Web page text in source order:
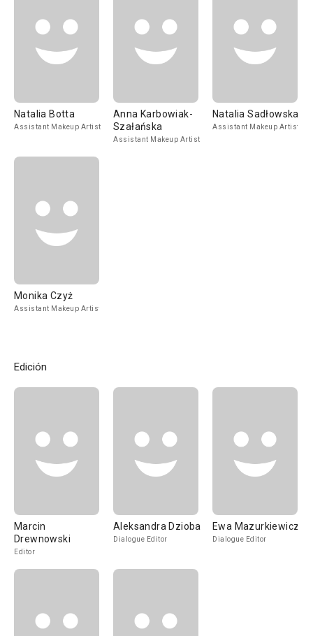
Natalia Botta
Assistant Makeup Artist
Anna Karbowiak-
Szałańska
Assistant Makeup Artist
Natalia Sadłowska
Assistant Makeup Artist
Monika Czyż
Assistant Makeup Artist
Edición
Marcin
Drewnowski
Editor
Aleksandra Dzioba
Dialogue Editor
Ewa Mazurkiewicz
Dialogue Editor